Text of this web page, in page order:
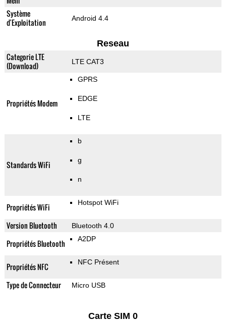
Système
d'Exploitation
Android 4.4
Reseau
Categorie LTE
(Download)
LTE CAT3
Propriétés Modem
GPRS
EDGE
LTE
Standards WiFi
b
g
n
Propriétés WiFi Hotspot WiFi
Version Bluetooth Bluetooth 4.0
Propriétés Bluetooth A2DP
Propriétés NFC NFC Présent
Type de Connecteur Micro USB
Carte SIM 0